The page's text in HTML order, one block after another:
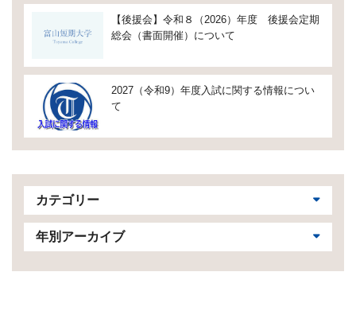
【後援会】令和８（2026）年度 後援会定期
総会（書面開催）について
2027（令和9）年度入試に関する情報につい
て
カテゴリー
年別アーカイブ